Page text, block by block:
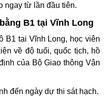
ngay từ lần đầu tiên.
B1 tại Vĩnh Long
B1 tại Vĩnh Long, học viên
về độ tuổi, quốc tịch, hồ
của Bộ Giao thông Vận
đến ngày dự thi sát hạch.